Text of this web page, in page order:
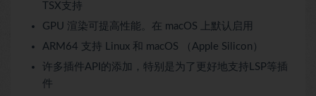
TSX支持
GPU 渲染可提高性能。在 macOS 上默认启用
ARM64 支持 Linux 和 macOS （Apple Silicon）
许多插件API的添加，特别是为了更好地支持LSP等插
件